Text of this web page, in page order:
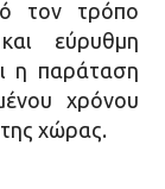
τον τρόπο
εύρυθμη
η παράταση
χρόνου
χώρας.